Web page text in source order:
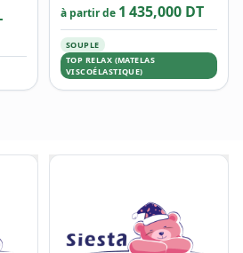
à partir de 1 435,000 DT
SOUPLE
TOP RELAX (MATELAS
VISCOÉLASTIQUE)